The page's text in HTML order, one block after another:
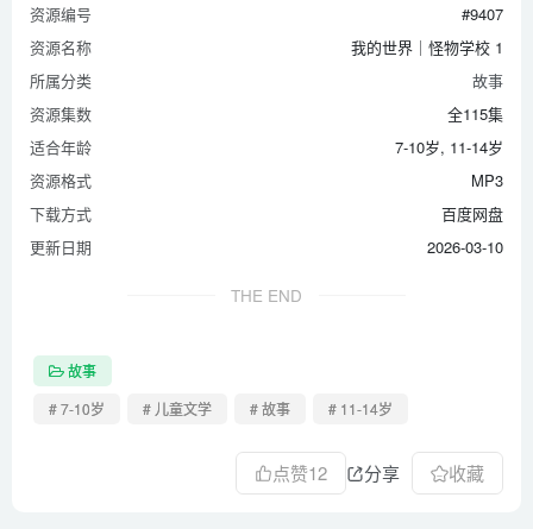
105 过场戏
104 防疫特别篇 苦力怕的家
103 防控疫情特别篇 口罩篇
102 公告
101 过场戏《同学们的奇葩对联》
100 特别篇：地狱大战303
95 旅游3
94 旅游2
资源编号
#9407
资源名称
我的世界｜怪物学校 1
所属分类
故事
资源集数
全115集
适合年龄
7-10岁, 11-14岁
资源格式
MP3
下载方式
百度网盘
更新日期
2026-03-10
THE END
故事
# 7-10岁
# 儿童文学 # 故事 # 11-14岁
点赞12 分享 收藏